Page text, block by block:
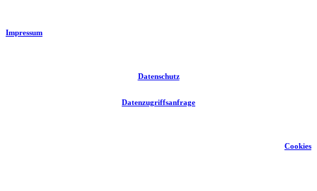
Impressum
Datenschutz
Datenzugriffsanfrage
Cookies